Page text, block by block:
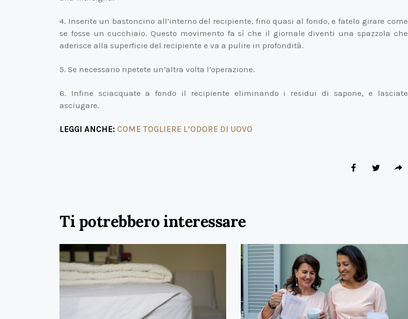
4. Inserite un bastoncino all’interno del recipiente, fino quasi al fondo, e fatelo girare come
se fosse un cucchiaio. Questo movimento fa sì che il giornale diventi una spazzola che
aderisce alla superficie del recipiente e va a pulire in profondità.
5. Se necessario ripetete un’altra volta l’operazione.
6. Infine sciacquate a fondo il recipiente eliminando i residui di sapone, e lasciate
asciugare.
LEGGI ANCHE: COME TOGLIERE L’ODORE DI UOVO
Ti potrebbero interessare